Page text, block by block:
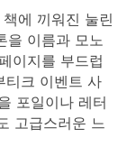
에 끼워진 눌린
을 이름과 모노
이지를 부드럽
티크 이벤트 사
포일이나 레터
고급스러운 느